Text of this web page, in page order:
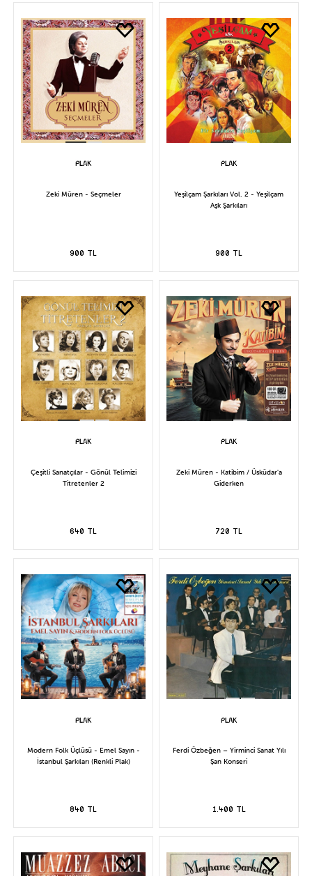
Zeki Müren - Seçmeler
900 TL
Yeşilçam Şarkıları Vol. 2 - Yeşilçam
Aşk Şarkıları
900 TL
Çeşitli Sanatçılar - Gönül Telimizi
Titretenler 2
640 TL
Zeki Müren - Katibim / Üsküdar'a
Giderken
720 TL
Modern Folk Üçlüsü - Emel Sayın -
İstanbul Şarkıları (Renkli Plak)
840 TL
Ferdi Özbeğen – Yirminci Sanat Yılı
Şan Konseri
1.400 TL